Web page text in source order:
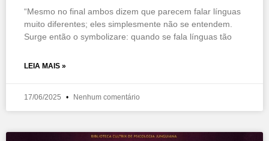
“Mesmo no final ambos dizem que parecem falar línguas
muito diferentes; eles simplesmente não se entendem.
Surge então o symbolizare: quando se fala línguas tão
LEIA MAIS »
17/06/2025 Nenhum comentário